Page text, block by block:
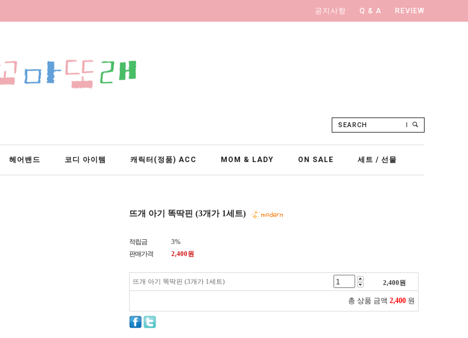
공지사항 Q & A REVIEW
SEARCH
헤어밴드 코디 아이템 캐릭터(정품) ACC MOM & LADY ON SALE 세트 / 선물
뜨개 아기 똑딱핀 (3개가 1세트)
적립금
3%
판매가격
2,400원
뜨개 아기 똑딱핀 (3개가 1세트) 2,400원
총 상품 금액 2,400 원